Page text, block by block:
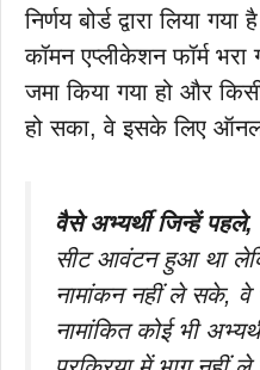
निर्णय बोर्ड द्वारा लिया
कॉमन एप्लीकेशन फॉर्म
जमा किया गया हो और
हो सका, वे इसके लिए
वैसे अभ्यर्थी जिन्हें पहले,
सीट आवंटन हुआ था
नामांकन नहीं ले सके,
नामांकित कोई भी